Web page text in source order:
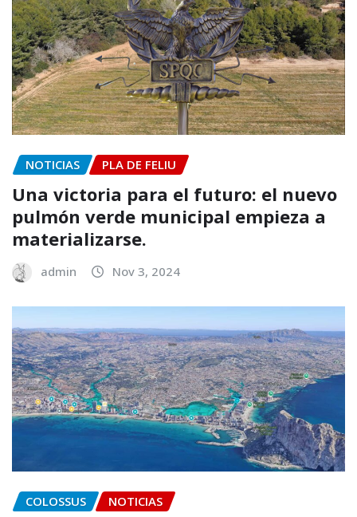
NOTICIAS PLA DE FELIU
Una victoria para el futuro: el nuevo
pulmón verde municipal empieza a
materializarse.
admin Nov 3, 2024
COLOSSUS NOTICIAS